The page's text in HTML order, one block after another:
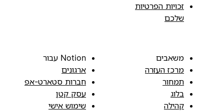
זכויות הפרטיות
שלכם
משאבים
מרכז העזרה
תמחור
בלוג
קהילה
Notion עבור
ארגונים
חברות סטארט-אפ
עסק קטן
שימוש אישי